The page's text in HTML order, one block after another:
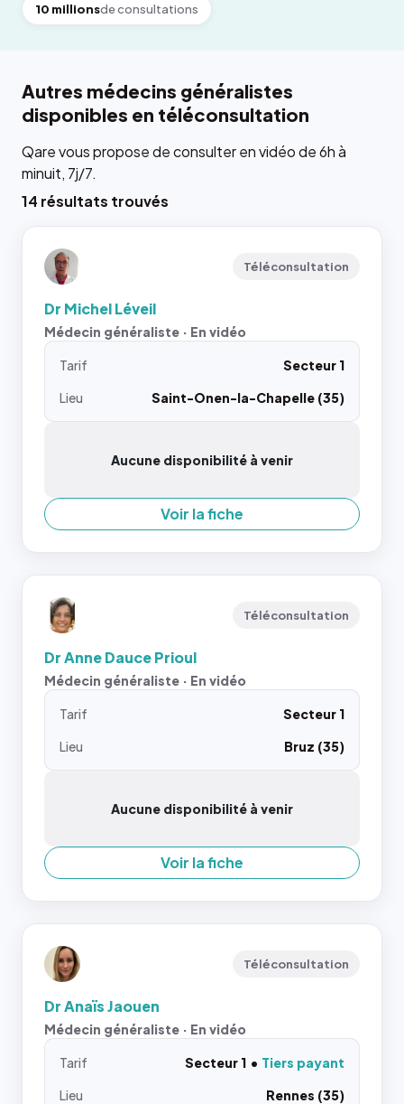
10 millionsde consultations
Autres médecins généralistes
disponibles en téléconsultation
Qare vous propose de consulter en vidéo de 6h à
minuit, 7j/7.
14 résultats trouvés
Téléconsultation
Dr Michel Léveil
Médecin généraliste · En vidéo
Tarif
Secteur 1
Lieu
Saint-Onen-la-Chapelle (35)
Aucune disponibilité à venir
Voir la fiche
Téléconsultation
Dr Anne Dauce Prioul
Médecin généraliste · En vidéo
Tarif
Secteur 1
Lieu
Bruz (35)
Aucune disponibilité à venir
Voir la fiche
Téléconsultation
Dr Anaïs Jaouen
Médecin généraliste · En vidéo
Tarif Secteur 1
Tiers payant
Lieu
Rennes (35)